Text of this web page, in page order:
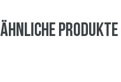
Ähnliche Produkte